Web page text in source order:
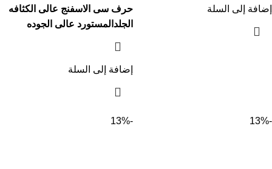
إضافة إلى السلة
حرف سى الاسفنج عالى الكثافه
الجلدالمستورد عالى الجوده
إضافة إلى السلة
-13%
-13%